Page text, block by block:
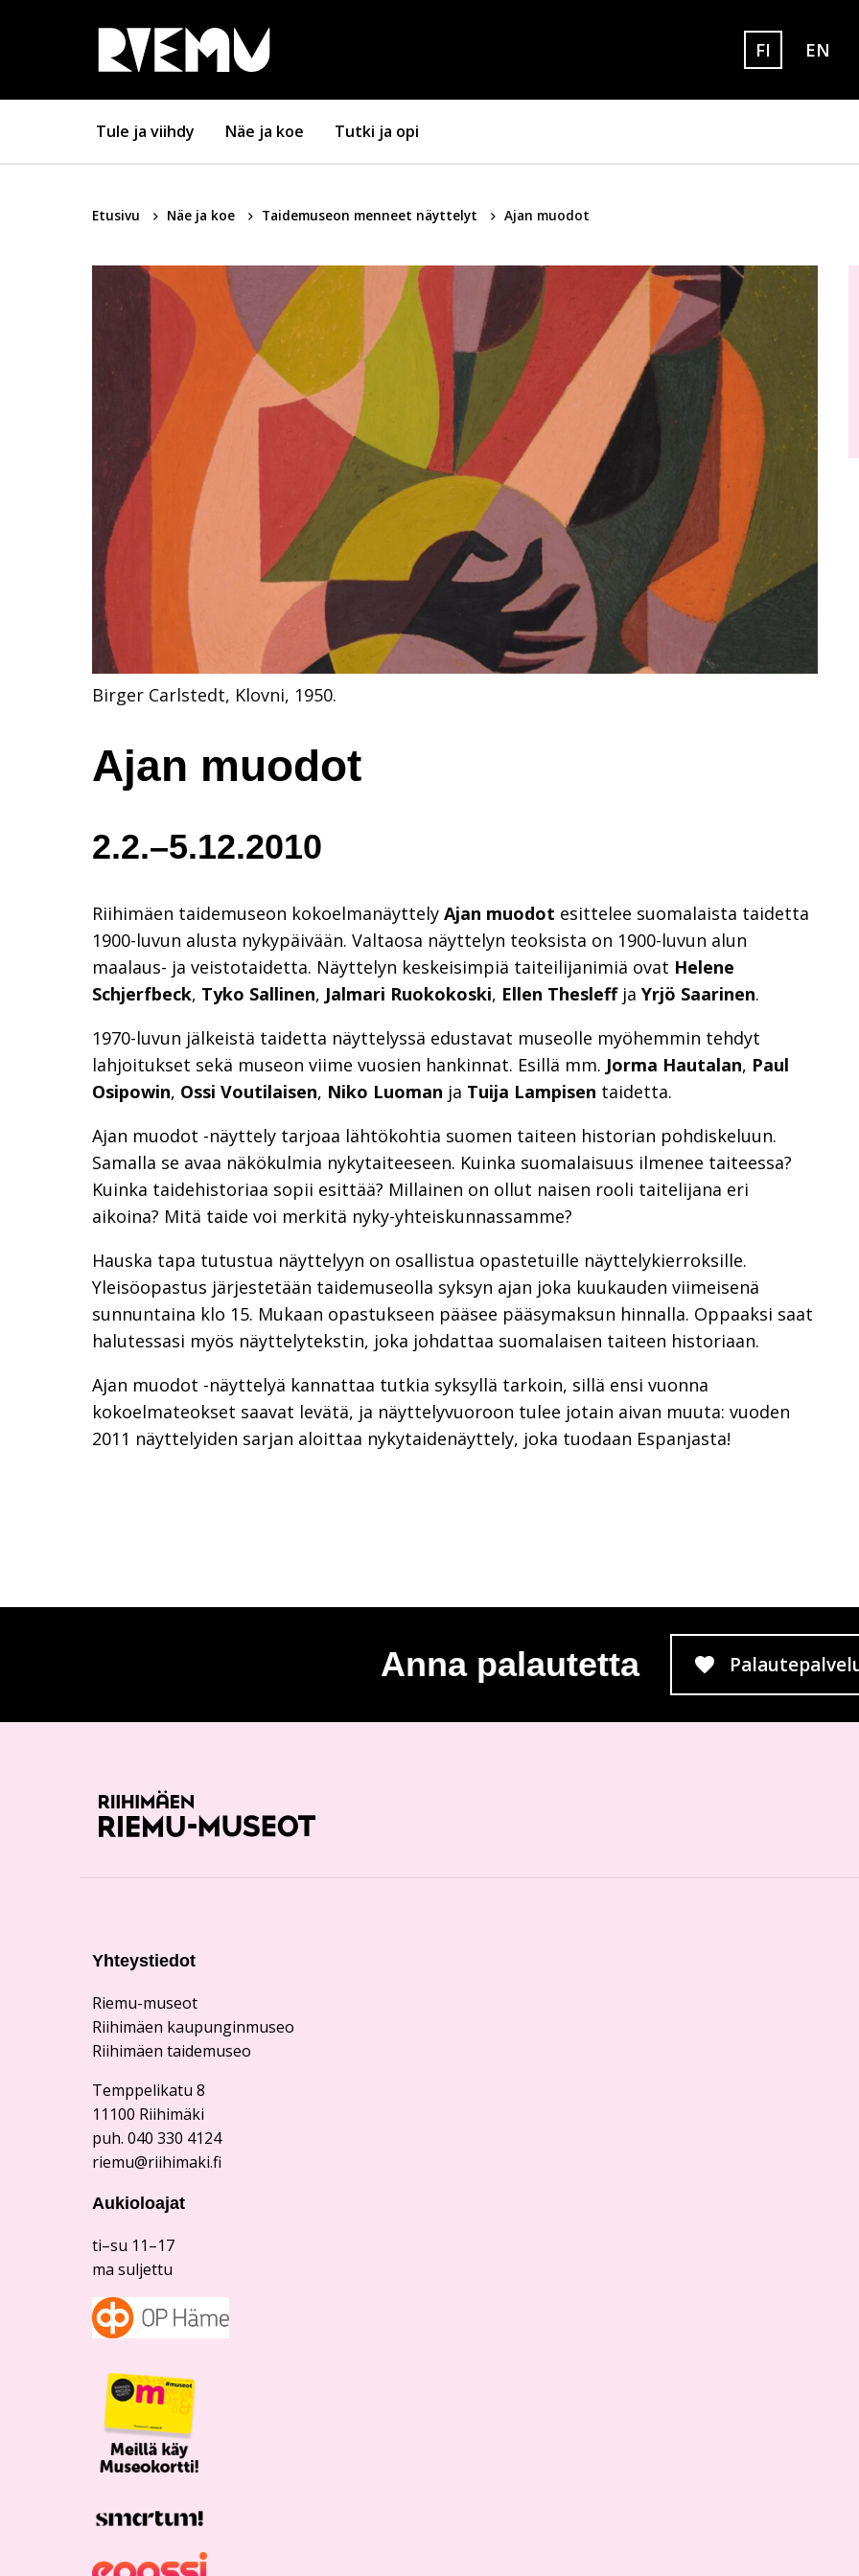
FI
Sivuston
EN
Set
Tule ja viihdy Näe ja koe Tutki ja opi
Etusivu Näe ja koe Taidemuseon menneet näyttelyt Ajan muodot
Birger Carlstedt, Klovni, 1950.
Ajan muodot
2.2.–5.12.2010
Riihimäen taidemuseon kokoelmanäyttely Ajan muodot esittelee suomalaista taidetta
1900-luvun alusta nykypäivään. Valtaosa näyttelyn teoksista on 1900-luvun alun
maalaus- ja veistotaidetta. Näyttelyn keskeisimpiä taiteilijanimiä ovat Helene
Schjerfbeck, Tyko Sallinen, Jalmari Ruokokoski, Ellen Thesleffja Yrjö Saarinen.
1970-luvun jälkeistä taidetta näyttelyssä edustavat museolle myöhemmin tehdyt
lahjoitukset sekä museon viime vuosien hankinnat. Esillä mm. Jorma Hautalan, Paul
Osipowin, Ossi Voutilaisen, Niko Luoman ja Tuija Lampisen taidetta.
Ajan muodot -näyttely tarjoaa lähtökohtia suomen taiteen historian pohdiskeluun.
Samalla se avaa näkökulmia nykytaiteeseen. Kuinka suomalaisuus ilmenee taiteessa?
Kuinka taidehistoriaa sopii esittää? Millainen on ollut naisen rooli taitelijana eri
aikoina? Mitä taide voi merkitä nyky-yhteiskunnassamme?
Hauska tapa tutustua näyttelyyn on osallistua opastetuille näyttelykierroksille.
Yleisöopastus järjestetään taidemuseolla syksyn ajan joka kuukauden viimeisenä
sunnuntaina klo 15. Mukaan opastukseen pääsee pääsymaksun hinnalla. Oppaaksi saat
halutessasi myös näyttelytekstin, joka johdattaa suomalaisen taiteen historiaan.
Ajan muodot -näyttelyä kannattaa tutkia syksyllä tarkoin, sillä ensi vuonna
kokoelmateokset saavat levätä, ja näyttelyvuoroon tulee jotain aivan muuta: vuoden
2011 näyttelyiden sarjan aloittaa nykytaidenäyttely, joka tuodaan Espanjasta!
Anna palautetta Siirtyy
Yhteystiedot
Riemu-museot
Riihimäen kaupunginmuseo
Riihimäen taidemuseo
Temppelikatu 8
11100 Riihimäki
puh. 040 330 4124
riemu@riihimaki.fi
Aukioloajat
ti–su 11–17
ma suljettu